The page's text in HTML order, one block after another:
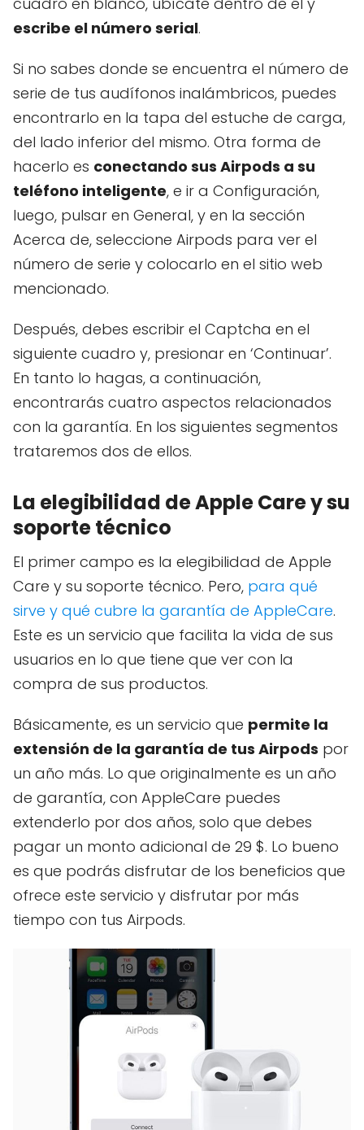
escribe el número serial.
Si no sabes donde se encuentra el número de
serie de tus audífonos inalámbricos, puedes
encontrarlo en la tapa del estuche de carga,
del lado inferior del mismo. Otra forma de
hacerlo es conectando sus Airpods a su
teléfono inteligente, e ir a Configuración,
luego, pulsar en General, y en la sección
Acerca de, seleccione Airpods para ver el
número de serie y colocarlo en el sitio web
mencionado.
Después, debes escribir el Captcha en el
siguiente cuadro y, presionar en ‘Continuar’.
En tanto lo hagas, a continuación,
encontrarás cuatro aspectos relacionados
con la garantía. En los siguientes segmentos
trataremos dos de ellos.
La elegibilidad de Apple Care y su
soporte técnico
El primer campo es la elegibilidad de Apple
Care y su soporte técnico. Pero, para qué
sirve y qué cubre la garantía de AppleCare.
Este es un servicio que facilita la vida de sus
usuarios en lo que tiene que ver con la
compra de sus productos.
Básicamente, es un servicio que permite la
extensión de la garantía de tus Airpods por
un año más. Lo que originalmente es un año
de garantía, con AppleCare puedes
extenderlo por dos años, solo que debes
pagar un monto adicional de 29 $. Lo bueno
es que podrás disfrutar de los beneficios que
ofrece este servicio y disfrutar por más
tiempo con tus Airpods.